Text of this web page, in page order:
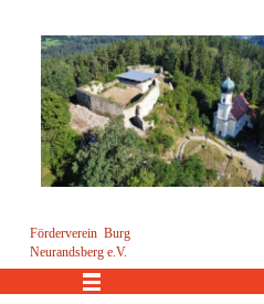
Förderverein Burg
Neurandsberg e.V.